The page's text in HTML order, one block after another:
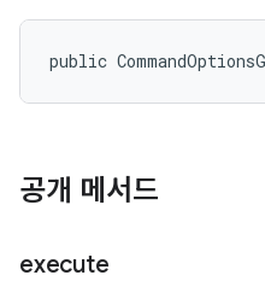
public
공개 메서드
execute